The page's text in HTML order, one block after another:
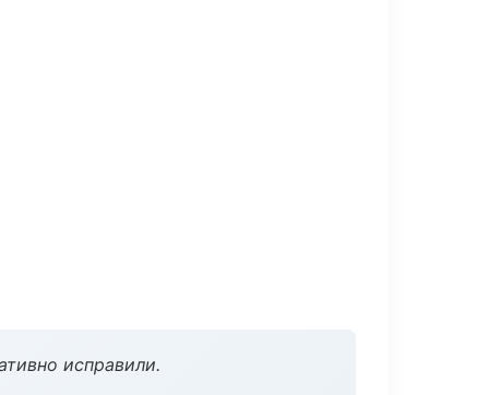
исправили.